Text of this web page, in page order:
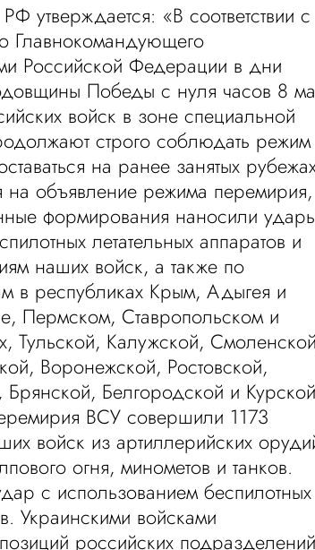
утверждается: «В соответствии с
Главнокомандующего
Российской Федерации в дни
Победы с нуля часов 8
войск в зоне специальной
строго соблюдать режим
на ранее занятых
на объявление режима перемирия,
формирования наносили
летательных аппаратов и
наших войск, а также по
в республиках Крым, Адыгея и
Пермском, Ставропольском и
Тульской, Калужской,
Воронежской, Ростовской,
Брянской, Белгородской и Курской
ВСУ совершили 1173
войск из артиллерийских
огня, минометов и танков.
с использованием беспилотных
Украинскими войсками
российских